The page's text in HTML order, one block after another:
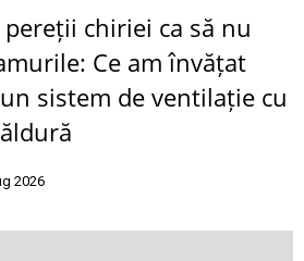
chiriei ca să nu
Ce am învățat
sistem de ventilație cu
2026